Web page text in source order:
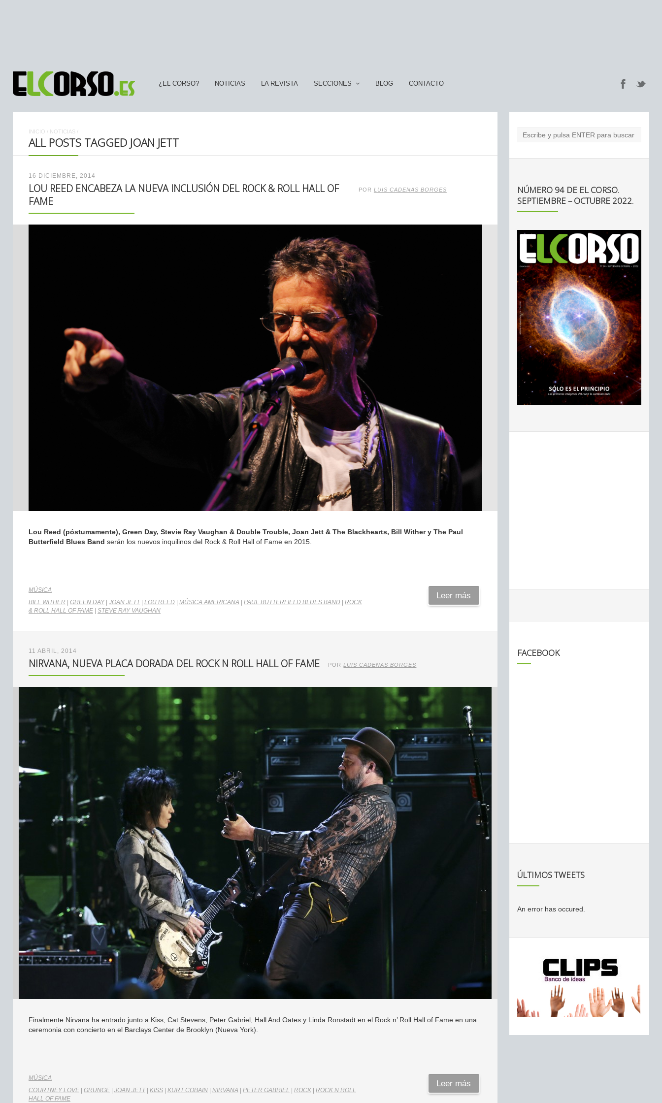
¿EL CORSO? NOTICIAS LA REVISTA SECCIONES BLOG CONTACTO
INICIO / NOTICIAS /
ALL POSTS TAGGED JOAN JETT
16 DICIEMBRE, 2014
LOU REED ENCABEZA LA NUEVA INCLUSIÓN DEL ROCK & ROLL HALL OF
FAME
POR LUIS CADENAS BORGES
Lou Reed (póstumamente), Green Day, Stevie Ray Vaughan & Double Trouble, Joan Jett & The Blackhearts, Bill Wither y The Paul
Butterfield Blues Band serán los nuevos inquilinos del Rock & Roll Hall of Fame en 2015.
MÚSICA
BILL WITHER
GREEN DAY| JOAN JETT| LOU REED MÚSICA AMERICANA PAUL BUTTERFIELD BLUES BAND
ROCK
& ROLL HALL OF FAME
STEVE RAY VAUGHAN
Leer más
11 ABRIL, 2014
NIRVANA, NUEVA PLACA DORADA DEL ROCK N ROLL HALL OF FAME PORLUIS CADENAS BORGES
Finalmente Nirvana ha entrado junto a Kiss, Cat Stevens, Peter Gabriel, Hall And Oates y Linda Ronstadt en el Rock n’ Roll Hall of Fame en una
ceremonia con concierto en el Barclays Center de Brooklyn (Nueva York).
MÚSICA
COURTNEY LOVE
GRUNGE JOAN JETT| KISS KURT COBAIN NIRVANA PETER GABRIEL ROCK
ROCK N ROLL
HALL OF FAME
Leer más
NÚMERO 94 DE EL CORSO.
SEPTIEMBRE – OCTUBRE 2022.
FACEBOOK
ÚLTIMOS TWEETS
An error has occured.